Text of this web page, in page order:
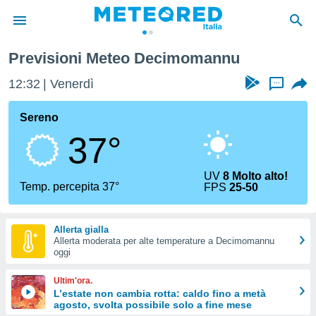
di
per
le
di
Web
le
Previsioni Meteo Decimomannu
12:32 Venerdì ...
Sereno
37°
Temp. percepita 37°
UV8 Molto alto!
FPS25-50
Allerta gialla
Allerta moderata per alte temperature a Decimomannu
oggi
Ultim'ora.
L’estate non cambia rotta: caldo fino a metà
agosto, svolta possibile solo a fine mese